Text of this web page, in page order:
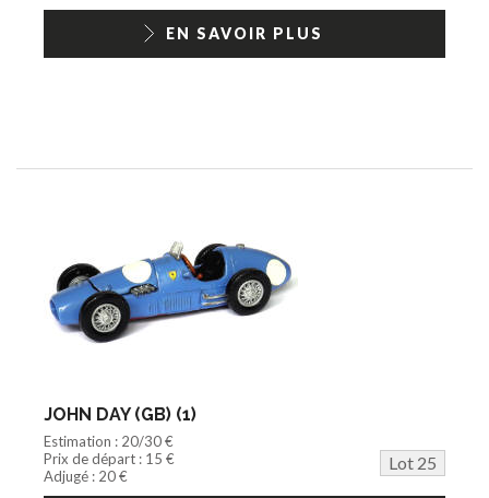
EN SAVOIR PLUS
JOHN DAY (GB) (1)
Estimation : 20/30 €
Prix de départ : 15 €
Lot 25
Adjugé : 20 €